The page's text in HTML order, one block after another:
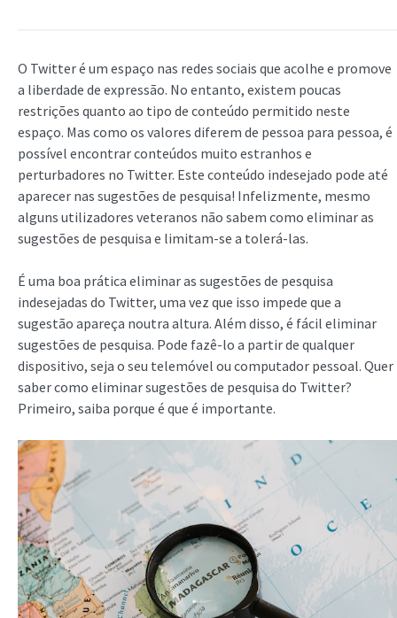
O Twitter é um espaço nas redes sociais que acolhe e promove
a liberdade de expressão. No entanto, existem poucas
restrições quanto ao tipo de conteúdo permitido neste
espaço. Mas como os valores diferem de pessoa para pessoa, é
possível encontrar conteúdos muito estranhos e
perturbadores no Twitter. Este conteúdo indesejado pode até
aparecer nas sugestões de pesquisa! Infelizmente, mesmo
alguns utilizadores veteranos não sabem como eliminar as
sugestões de pesquisa e limitam-se a tolerá-las.
É uma boa prática eliminar as sugestões de pesquisa
indesejadas do Twitter, uma vez que isso impede que a
sugestão apareça noutra altura. Além disso, é fácil eliminar
sugestões de pesquisa. Pode fazê-lo a partir de qualquer
dispositivo, seja o seu telemóvel ou computador pessoal. Quer
saber como eliminar sugestões de pesquisa do Twitter?
Primeiro, saiba porque é que é importante.